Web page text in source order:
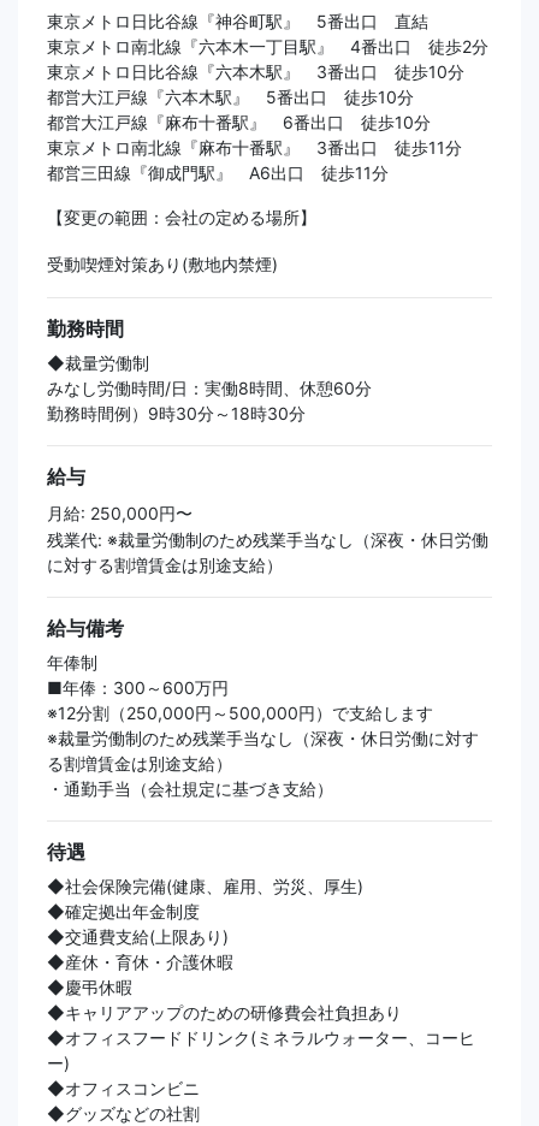
東京メトロ日比谷線『神谷町駅』 5番出口 直結
東京メトロ南北線『六本木一丁目駅』 4番出口 徒歩2分
東京メトロ日比谷線『六本木駅』 3番出口 徒歩10分
都営大江戸線『六本木駅』 5番出口 徒歩10分
都営大江戸線『麻布十番駅』 6番出口 徒歩10分
東京メトロ南北線『麻布十番駅』 3番出口 徒歩11分
都営三田線『御成門駅』 A6出口 徒歩11分
【変更の範囲：会社の定める場所】
受動喫煙対策あり(敷地内禁煙)
勤務時間
◆裁量労働制
みなし労働時間/日：実働8時間、休憩60分
勤務時間例）9時30分～18時30分
給与
月給: 250,000円〜
残業代: ※裁量労働制のため残業手当なし（深夜・休日労働
に対する割増賃金は別途支給）
給与備考
年俸制
■年俸：300～600万円
※12分割（250,000円～500,000円）で支給します
※裁量労働制のため残業手当なし（深夜・休日労働に対す
る割増賃金は別途支給）
・通勤手当（会社規定に基づき支給）
待遇
◆社会保険完備(健康、雇用、労災、厚生)
◆確定拠出年金制度
◆交通費支給(上限あり)
◆産休・育休・介護休暇
◆慶弔休暇
◆キャリアアップのための研修費会社負担あり
◆オフィスフードドリンク(ミネラルウォーター、コーヒ
ー)
◆オフィスコンビニ
◆グッズなどの社割